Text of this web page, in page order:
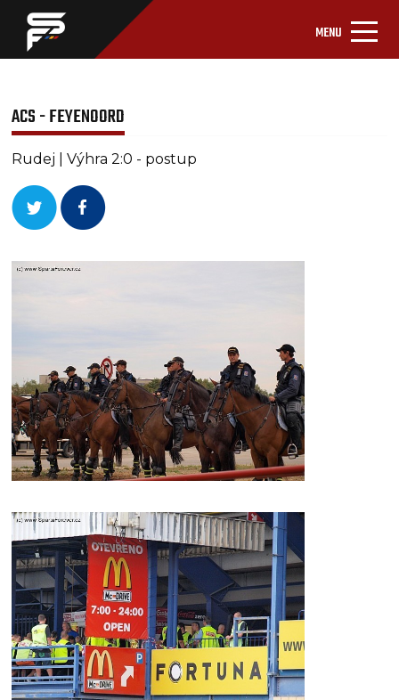
MENU
ACS - FEYENOORD
Rudej | Výhra 2:0 - postup